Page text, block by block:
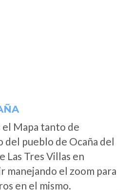
el Mapa tanto de
del pueblo de Ocaña del
Las Tres Villas en
manejando el zoom para
en el mismo.